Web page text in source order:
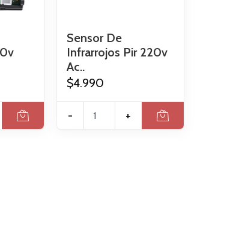
Sensor De
Infrarrojos Pir 220v
Ac..
$4.990
- +